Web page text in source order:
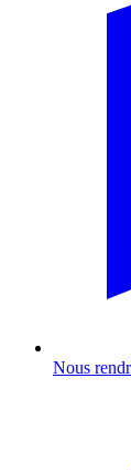
Nous